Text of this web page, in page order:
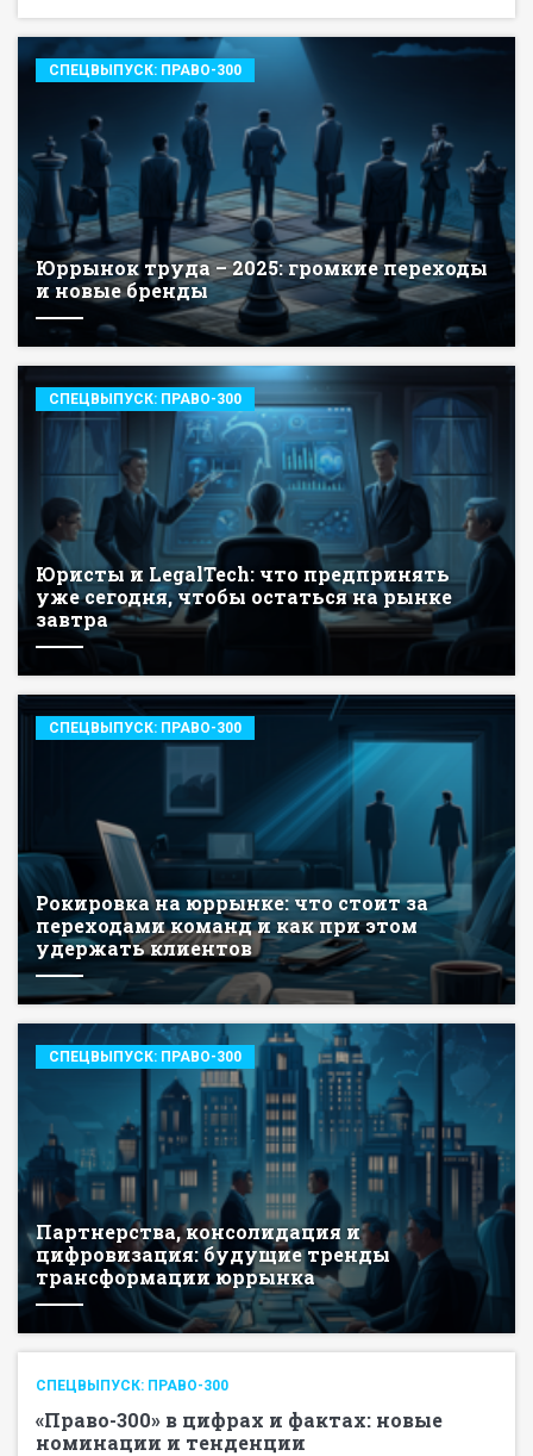
СПЕЦВЫПУСК: ПРАВО-300
Юррынок труда – 2025: громкие переходы
и новые бренды
СПЕЦВЫПУСК: ПРАВО-300
Юристы и LegalTech: что предпринять
уже сегодня, чтобы остаться на рынке
завтра
СПЕЦВЫПУСК: ПРАВО-300
Рокировка на юррынке: что стоит за
переходами команд и как при этом
удержать клиентов
СПЕЦВЫПУСК: ПРАВО-300
Партнерства, консолидация и
цифровизация: будущие тренды
трансформации юррынка
СПЕЦВЫПУСК: ПРАВО-300
«Право-300» в цифрах и фактах: новые
номинации и тенденции